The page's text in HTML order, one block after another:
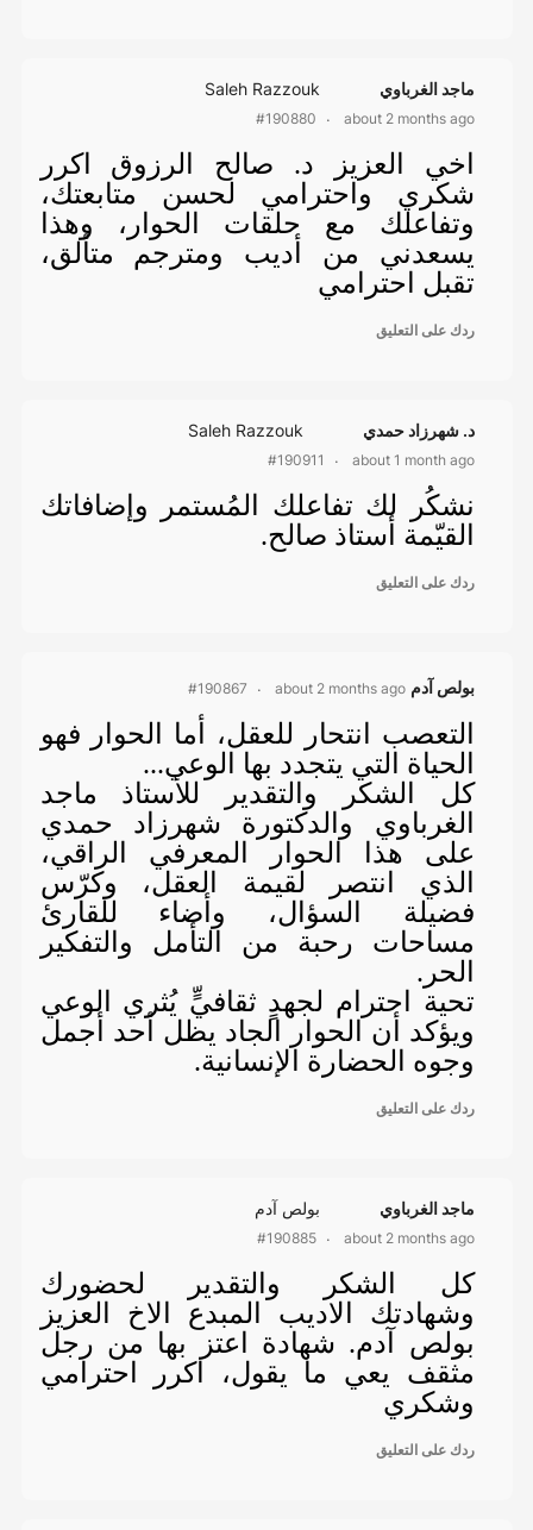
ماجد الغرباوي Saleh Razzouk
about 2 months ago
#190880
اخي العزيز د. صالح الرزوق اكرر
شكري واحترامي لحسن متابعتك،
وتفاعلك مع حلقات الحوار، وهذا
يسعدني من أديب ومترجم متألق،
تقبل احترامي
ردك على التعليق
د. شهرزاد حمدي Saleh Razzouk
about 1 month ago
#190911
نشكُر لك تفاعلك المُستمر وإضافاتك
القيّمة أستاذ صالح.
ردك على التعليق
بولص آدم about 2 months ago
#190867
التعصب انتحار للعقل، أما الحوار فهو
الحياة التي يتجدد بها الوعي...
كل الشكر والتقدير للأستاذ ماجد
الغرباوي والدكتورة شهرزاد حمدي
على هذا الحوار المعرفي الراقي،
الذي انتصر لقيمة العقل، وكرّس
فضيلة السؤال، وأضاء للقارئ
مساحات رحبة من التأمل والتفكير
الحر.
تحية احترام لجهدٍ ثقافيٍّ يُثري الوعي
ويؤكد أن الحوار الجاد يظل أحد أجمل
وجوه الحضارة الإنسانية.
ردك على التعليق
ماجد الغرباوي بولص آدم
about 2 months ago
#190885
كل الشكر والتقدير لحضورك
وشهادتك الاديب المبدع الاخ العزيز
بولص آدم. شهادة اعتز بها من رجل
مثقف يعي ما يقول، اكرر احترامي
وشكري
ردك على التعليق